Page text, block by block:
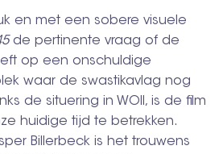
en met een sobere visuele
de pertinente vraag of de
op een onschuldige
waar de swastikavlag nog
de situering in WOII, is de film
huidige tijd te betrekken.
Billerbeck is het trouwens